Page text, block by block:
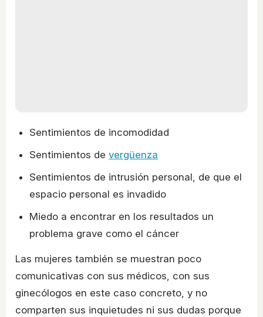
Sentimientos de incomodidad
Sentimientos de vergüenza
Sentimientos de intrusión personal, de que el
espacio personal es invadido
Miedo a encontrar en los resultados un
problema grave como el cáncer
Las mujeres también se muestran poco
comunicativas con sus médicos, con sus
ginecólogos en este caso concreto, y no
comparten sus inquietudes ni sus dudas porque